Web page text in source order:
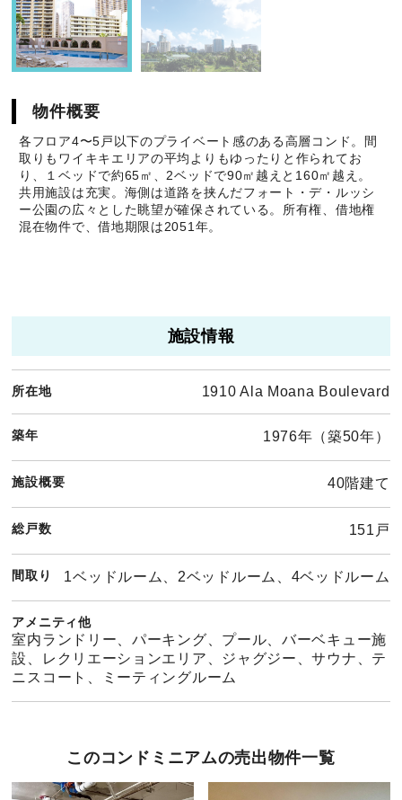
物件概要
各フロア4〜5戸以下のプライベート感のある高層コンド。間
取りもワイキキエリアの平均よりもゆったりと作られてお
り、１ベッドで約65㎡、2ベッドで90㎡越えと160㎡越え。
共用施設は充実。海側は道路を挟んだフォート・デ・ルッシ
ー公園の広々とした眺望が確保されている。所有権、借地権
混在物件で、借地期限は2051年。
施設情報
所在地 1910 Ala Moana Boulevard
築年 1976年（築50年）
施設概要 40階建て
総戸数 151戸
間取り 1ベッドルーム、2ベッドルーム、4ベッドルーム
アメニティ他
室内ランドリー、パーキング、プール、バーベキュー施
設、レクリエーションエリア、ジャグジー、サウナ、テ
ニスコート、ミーティングルーム
このコンドミニアムの売出物件一覧